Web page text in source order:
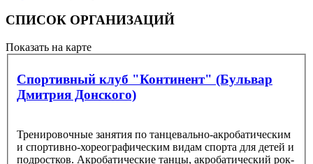
СПИСОК ОРГАНИЗАЦИЙ
Показать на карте
Спортивный клуб "Континент" (Бульвар
Дмитрия Донского)
Тренировочные занятия по танцевально-акробатическим
и спортивно-хореографическим видам спорта для детей и
подростков. Акробатические танцы, акробатический рок-